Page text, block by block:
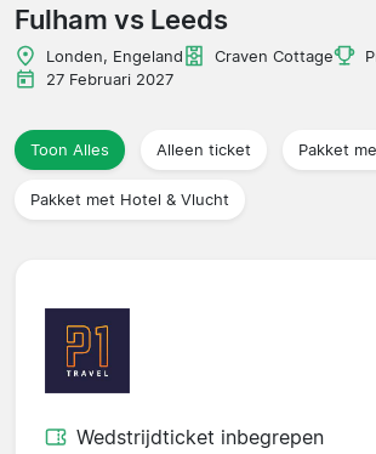
Teams
Competities
Reisorganisaties
Fulham vs Leeds
Londen, Engeland Craven Cottage
27 Februari 2027
Toon Alles Alleen ticket Pakket
Pakket met Hotel & Vlucht
Wedstrijdticket inbegrepen